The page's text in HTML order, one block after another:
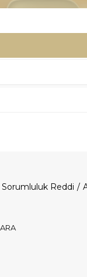
Sorumluluk Reddi